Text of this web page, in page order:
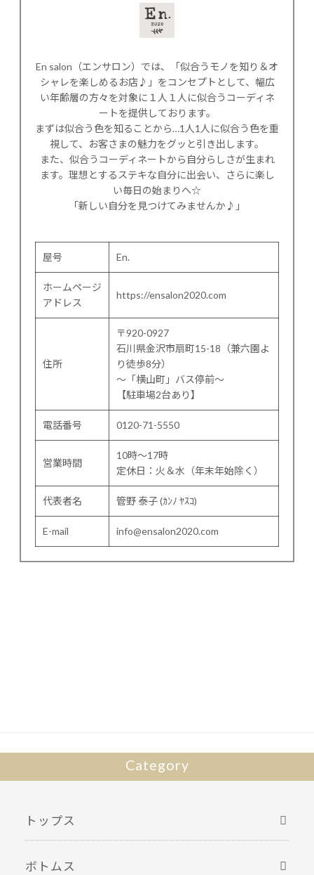
En salon（エンサロン）では、「似合うモノを知り＆オ
シャレを楽しめるお店♪」をコンセプトとして、幅広
い年齢層の方々を対象に１人１人に似合うコーディネ
ートを提供しております。
まずは似合う色を知ることから…1人1人に似合う色を重
視して、お客さまの魅力をグッと引き出します。
また、似合うコーディネートから自分らしさが生まれ
ます。理想とするステキな自分に出会い、さらに楽し
い毎日の始まりへ☆
「新しい自分を見つけてみませんか♪」
屋号 En.
ホームページ
アドレス
https://ensalon2020.com
住所
〒920-0927
石川県金沢市扇町15-18（兼六園よ
り徒歩8分）
〜「横山町」バス停前〜
【駐車場2台あり】
電話番号 0120-71-5550
営業時間
10時～17時
定休日：火＆水（年末年始除く）
代表者名 管野 泰子 (ｶﾝﾉ ﾔｽｺ)
E-mail info@ensalon2020.com
Category
トップス
ボトムス